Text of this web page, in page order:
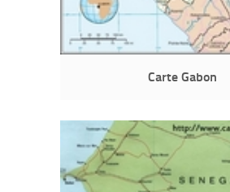
Carte Gabon